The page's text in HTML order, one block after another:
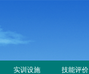
实训设施 技能评价